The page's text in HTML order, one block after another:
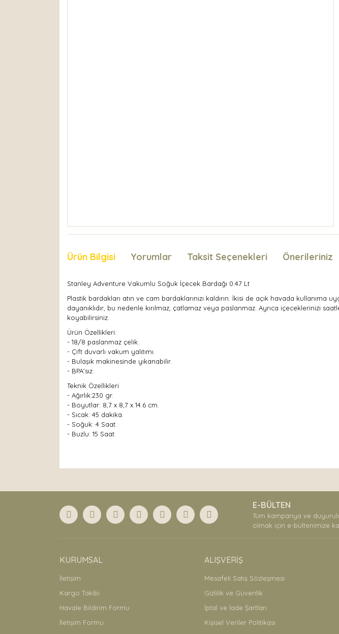
Ürün Bilgisi Yorumlar Taksit Seçenekleri Önerileriniz
Stanley Adventure Vakumlu Soğuk İçecek Bardağı 0.47 Lt
Plastik bardakları atın ve cam bardaklarınızı kaldırın. İkisi de açık havada
dayanıklıdır, bu nedenle kırılmaz, çatlamaz veya paslanmaz. Ayrıca içeceklerinizi
koyabilirsiniz.
Ürün Özellikleri:
- 18/8 paslanmaz çelik.
- Çift duvarlı vakum yalıtımı.
- Bulaşık makinesinde yıkanabilir.
- BPA'sız.
Teknik Özellikleri
- Ağırlık:230 gr.
- Boyutlar: 8,7 x 8,7 x 14.6 cm.
- Sıcak: 45 dakika.
- Soğuk: 4 Saat.
- Buzlu: 15 Saat.
Ürün açıklamasında eksik bilgiler bulunuyor.
Bu ürüne benzer farklı alternatifler olmalı.
E-BÜLTEN
Tüm kampanya ve
olmak için e-bültenimize
KURUMSAL
İletişim
Kargo Takibi
Havale Bildirim Formu
İletişim Formu
ALIŞVERİŞ
Mesafeli Satış Sözleşmesi
Gizlilik ve Güvenlik
İptal ve İade Şartları
Kişisel Veriler Politikası